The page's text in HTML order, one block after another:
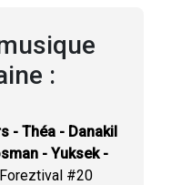
:
- Théa - Danakil
- Yuksek -
#20